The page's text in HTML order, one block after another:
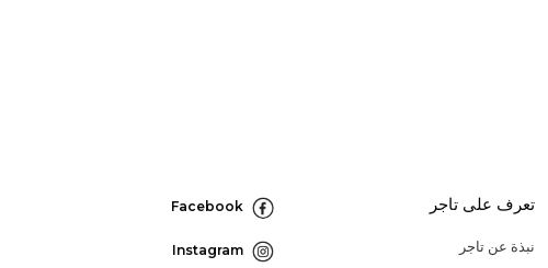
تعرف على تاجر
نبذة عن تاجر
Facebook
Instagram